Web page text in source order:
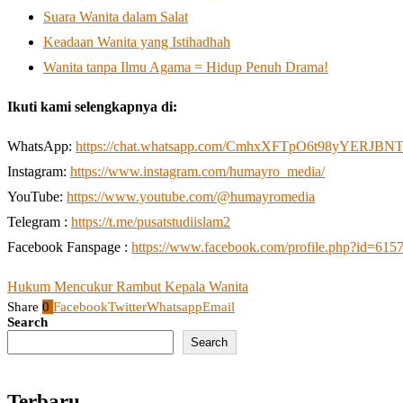
Suara Wanita dalam Salat
Keadaan Wanita yang Istihadhah
Wanita tanpa Ilmu Agama = Hidup Penuh Drama!
Ikuti kami selengkapnya di:
WhatsApp: https://chat.whatsapp.com/
Instagram: https://www.instagram.com/humayro_media/
YouTube: https://www.youtube.com/@humayromedia
Telegram : https://t.me/pusatstudiislam2
Facebook Fanspage : https://www.facebook.com/
Hukum Mencukur Rambut Kepala Wanita
Share 0 FacebookTwitterWhatsappEmail
Search
Search